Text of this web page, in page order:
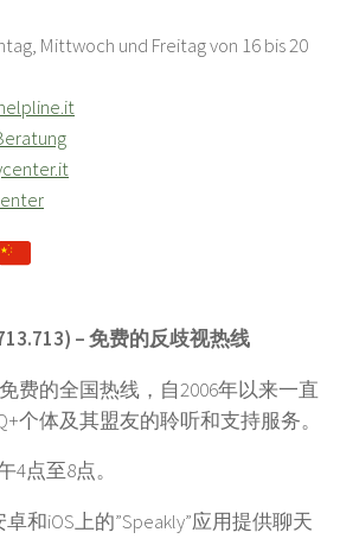
Mittwoch und Freitag von 16 bis 20
– 免费的反歧视热线
免费的全国热线，自2006年以来一直
个体及其盟友的聆听和支持服务。
4点至8点。
和iOS上的”Speakly”应用提供聊天